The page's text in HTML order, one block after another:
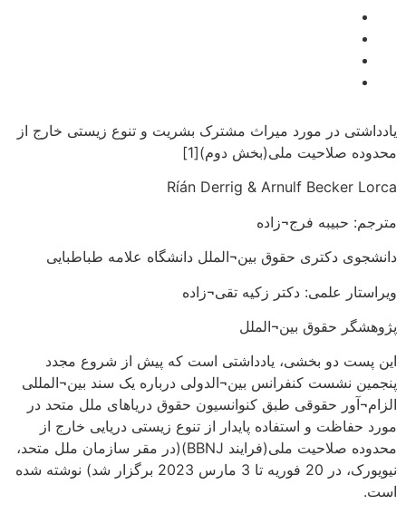
یادداشتی در مورد میراث مشترک بشریت و تنوع زیستی خارج از
محدوده صلاحیت ملی(بخش دوم)[1]
Ríán Derrig & Arnulf Becker Lorca
مترجم: حبیبه فرج¬زاده
دانشجوی دکتری حقوق بین¬الملل دانشگاه علامه طباطبایی
ویراستار علمی: دکتر زکیه تقی¬زاده
پژوهشگر حقوق بین¬الملل
این پست دو بخشی، یادداشتی است که پیش از شروع مجدد
پنجمین نشست کنفرانس بین¬الدولی درباره یک سند بین¬المللی
الزام¬آور حقوقی طبق کنوانسیون حقوق دریاهای ملل متحد در
مورد حفاظت و استفاده پایدار از تنوع زیستی دریایی خارج از
محدوده صلاحیت ملی(فرایند BBNJ)(در مقر سازمان ملل متحد،
نیویورک، در 20 فوریه تا 3 مارس 2023 برگزار شد) نوشته شده
است.